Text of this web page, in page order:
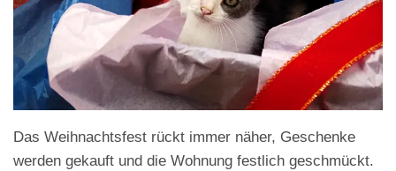
Das Weihnachtsfest rückt immer näher, Geschenke
werden gekauft und die Wohnung festlich geschmückt.